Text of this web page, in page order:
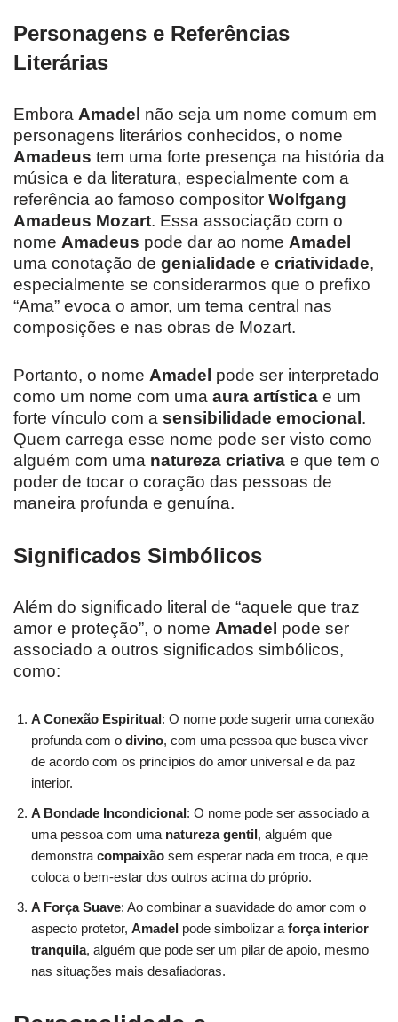
Personagens e Referências
Literárias
Embora Amadel não seja um nome comum em
personagens literários conhecidos, o nome
Amadeus tem uma forte presença na história da
música e da literatura, especialmente com a
referência ao famoso compositor Wolfgang
Amadeus Mozart. Essa associação com o
nome Amadeus pode dar ao nome Amadel
uma conotação de genialidade e criatividade,
especialmente se considerarmos que o prefixo
“Ama” evoca o amor, um tema central nas
composições e nas obras de Mozart.
Portanto, o nome Amadel pode ser interpretado
como um nome com uma aura artística e um
forte vínculo com a sensibilidade emocional .
Quem carrega esse nome pode ser visto como
alguém com uma natureza criativa e que tem o
poder de tocar o coração das pessoas de
maneira profunda e genuína.
Significados Simbólicos
Além do significado literal de “aquele que traz
amor e proteção”, o nome Amadel pode ser
associado a outros significados simbólicos,
como:
A Conexão Espiritual: O nome pode sugerir uma conexão
profunda com o divino, com uma pessoa que busca viver
de acordo com os princípios do amor universal e da paz
interior.
A Bondade Incondicional: O nome pode ser associado a
uma pessoa com uma natureza gentil, alguém que
demonstra compaixão sem esperar nada em troca, e que
coloca o bem-estar dos outros acima do próprio.
A Força Suave: Ao combinar a suavidade do amor com o
aspecto protetor, Amadel pode simbolizar a força interior
tranquila, alguém que pode ser um pilar de apoio, mesmo
nas situações mais desafiadoras.